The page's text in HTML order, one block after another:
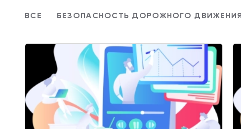
ВСЕ БЕЗОПАСНОСТЬ ДОРОЖНОГО ДВИЖЕНИЯ